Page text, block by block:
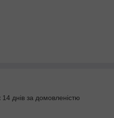
днів за домовленістю